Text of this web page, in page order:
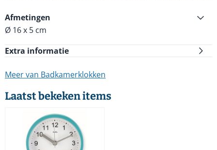
Afmetingen
Ø 16 x 5 cm
Extra informatie
Meer van Badkamerklokken
Laatst bekeken items